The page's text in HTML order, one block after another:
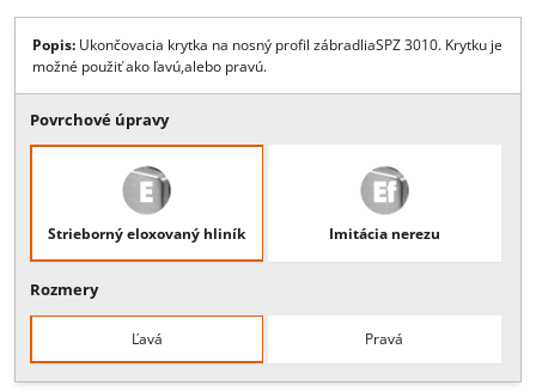
UKONČOVACIA KRYTKA PRE SPZ
Kód: SPZ 3010.490
Popis:Ukončovacia krytka na nosný profil zábradliaSPZ 3010.
možné použiť ako ľavú,alebo pravú.
Povrchové úpravy
Strieborný eloxovaný hliník Imitácia nerezu